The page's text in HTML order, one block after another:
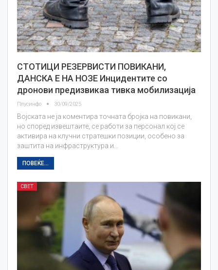
СТОТИЦИ РЕЗЕРВИСТИ ПОВИКАНИ,
ДАНСКА Е НА НОЗЕ Инцидентите со
дронови предизвикаа тивка мобилизација
Плусинфо 30/09/2025
Војската не ја коментира точната бројка на повикани,
но според извештаите, се работи за персонал кој се
активира на клучни стратешки позиции, особено за
заштита на инфраструктура и…
ПОВЕЌЕ...
СВЕТ